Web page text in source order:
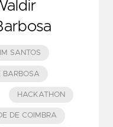
SANTOS
BARBOSA
HACKATHON
DE COIMBRA